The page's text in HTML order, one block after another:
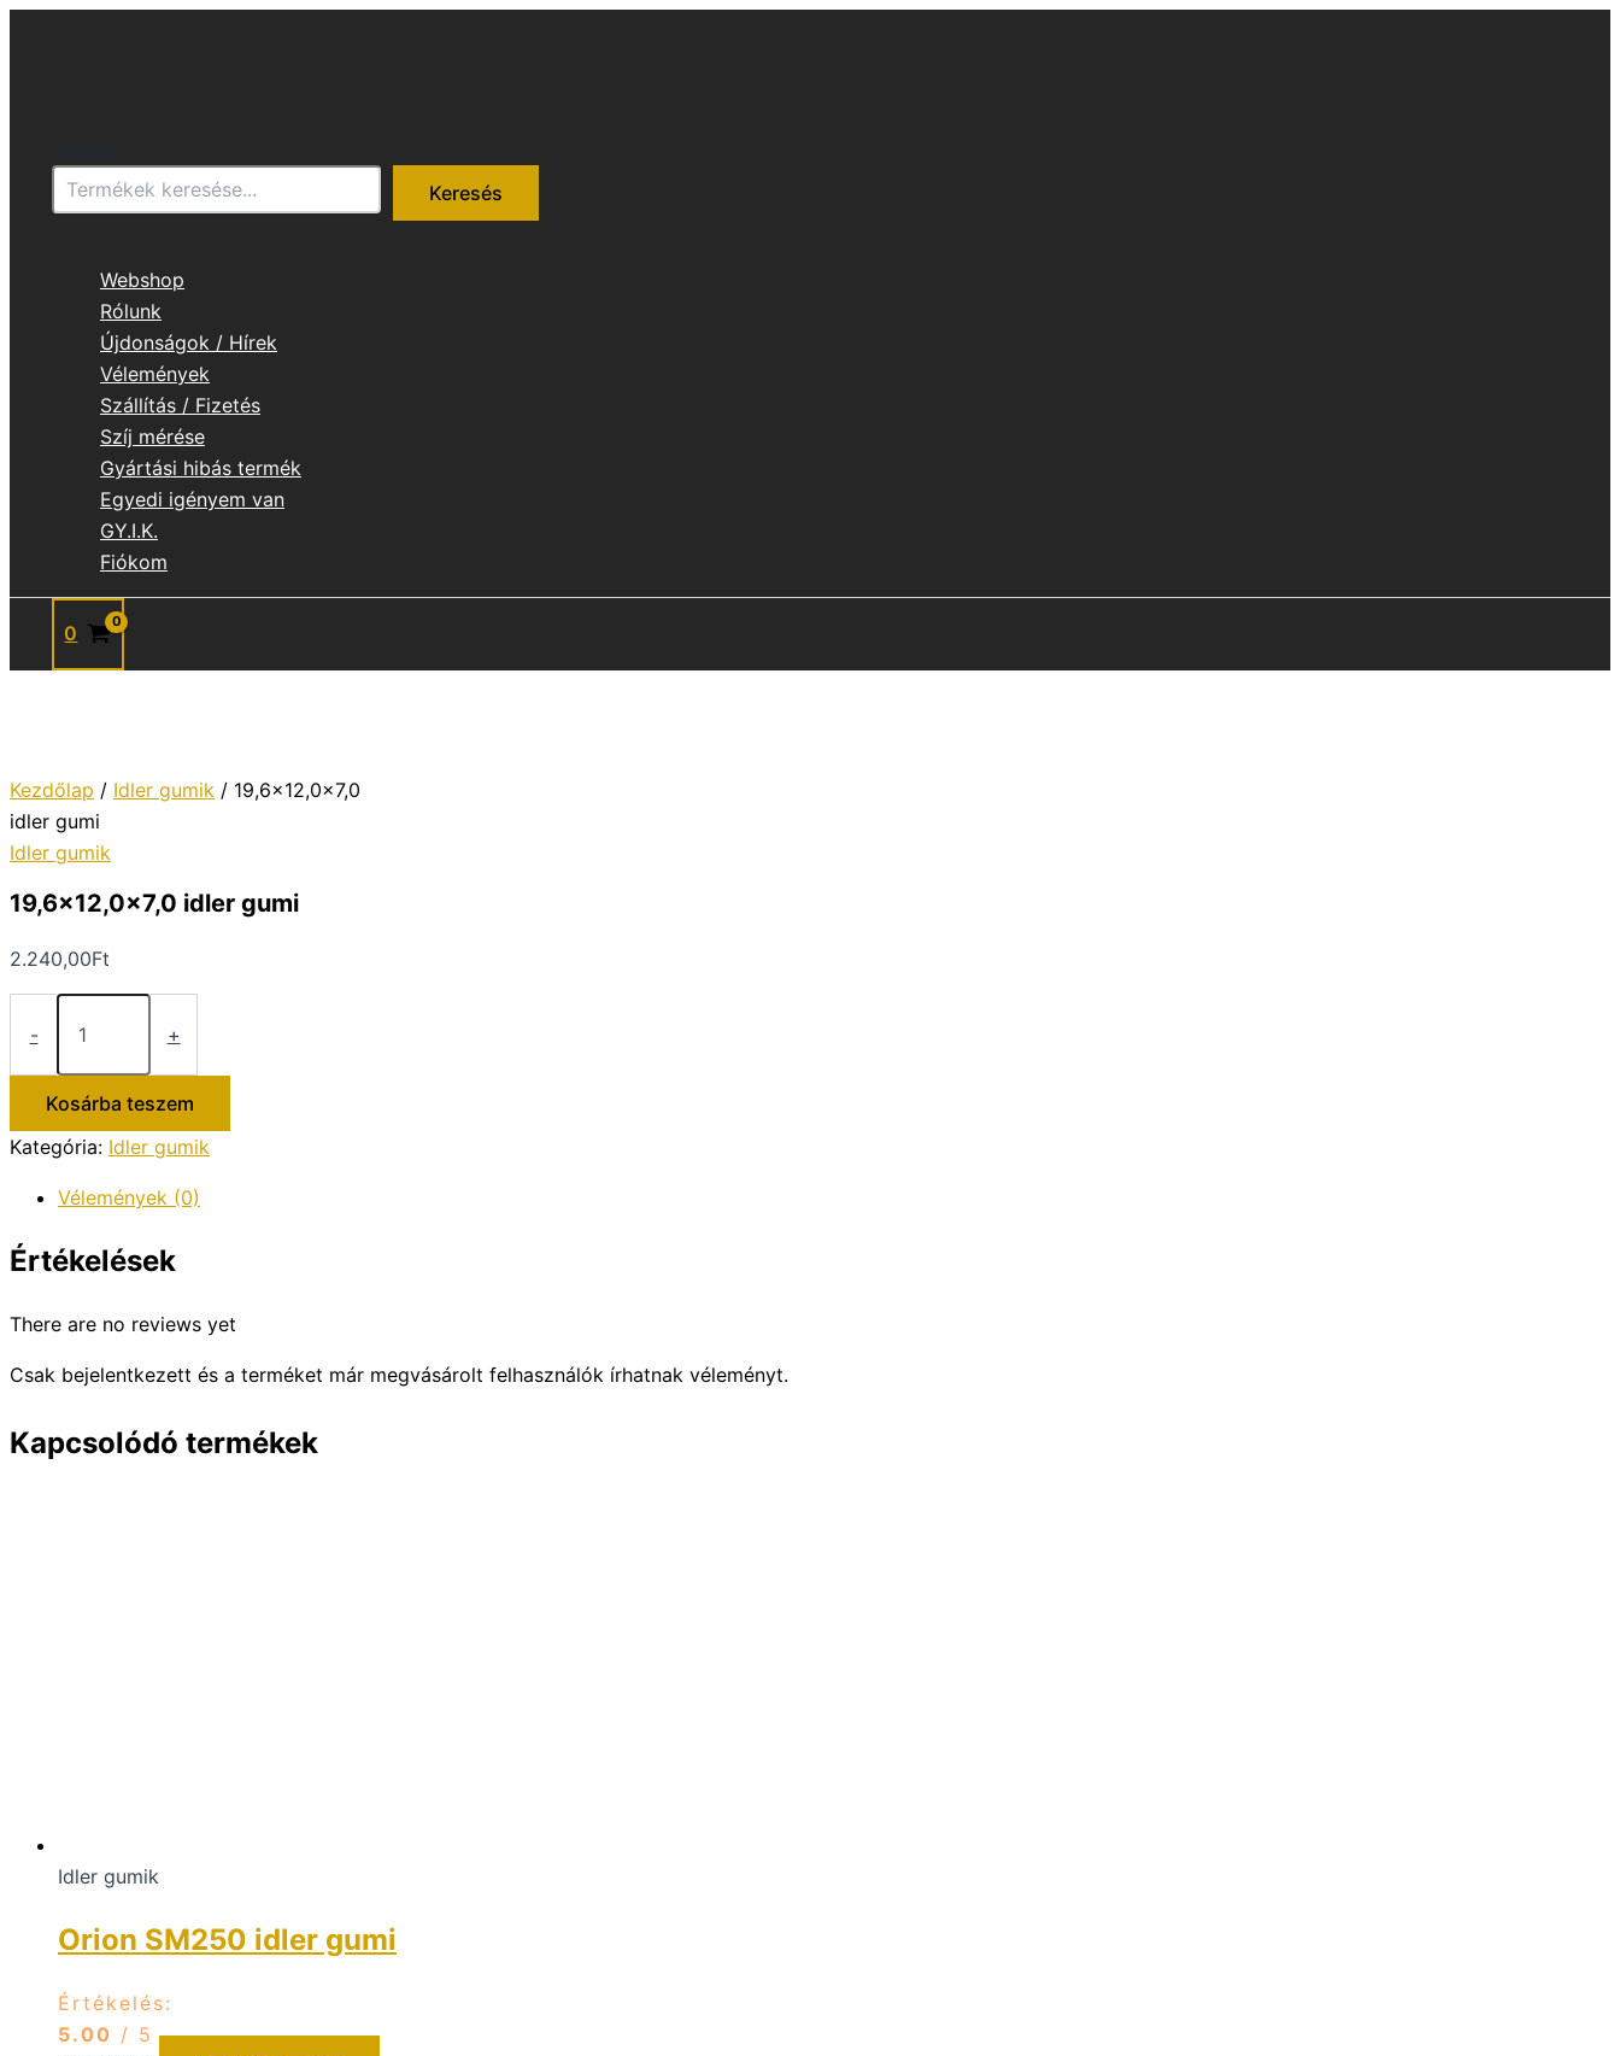
Keresés
Webshop
Rólunk
Újdonságok / Hírek
Vélemények
Szállítás / Fizetés
Szíj mérése
Gyártási hibás termék
Egyedi igényem van
GY.I.K.
Fiókom
0
Kezdőlap / Idler gumik / 19,6×12,0x7,0
idler gumi
Idler gumik
19,6×12,0x7,0 idler gumi
2.240,00Ft
-
19,6x12,0x7,0
mennyiség
+
Kosárba teszem
Kategória: Idler gumik
Vélemények (0)
Értékelések
There are no reviews yet
Csak bejelentkezett és a terméket már megvásárolt felhasználók írhatnak véleményt.
Kapcsolódó termékek
Idler gumik
Orion SM250 idler gumi
Értékelés:
5.00 / 5